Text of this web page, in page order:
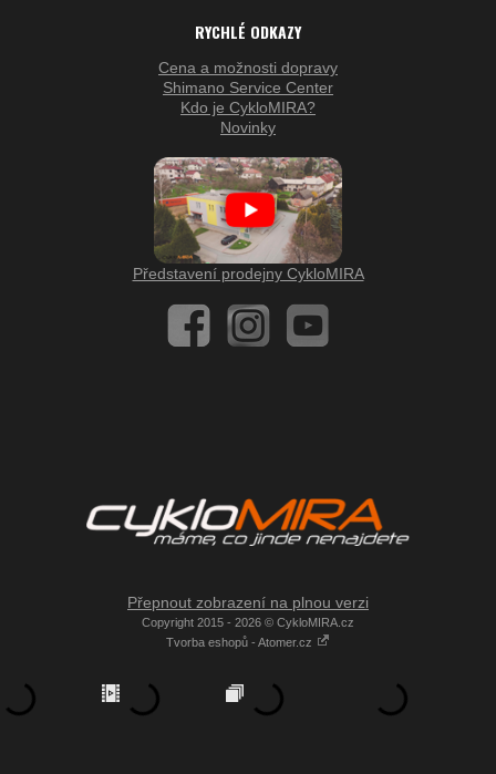
RYCHLÉ ODKAZY
Cena a možnosti dopravy
Shimano Service Center
Kdo je CykloMIRA?
Novinky
Představení prodejny CykloMIRA
Přepnout zobrazení na plnou verzi
Copyright 2015 - 2026 © CykloMIRA.cz
Tvorba eshopů - Atomer.cz